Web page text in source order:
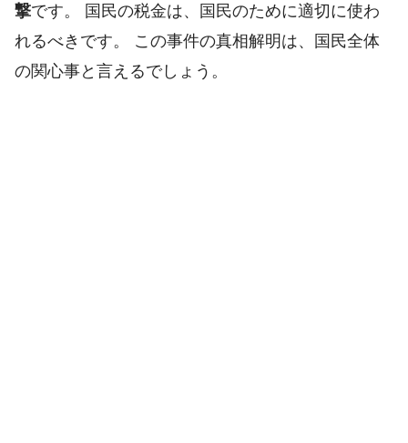
撃です。 国民の税金は、国民のために適切に使わ
れるべきです。 この事件の真相解明は、国民全体
の関心事と言えるでしょう。